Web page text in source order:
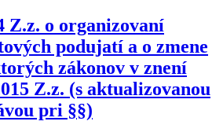
Z.z. o organizovaní
podujatí a o zmene
zákonov v znení
Z.z. (s aktualizovanou
pri §§)